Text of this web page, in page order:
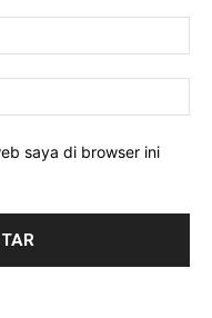
saya di browser ini